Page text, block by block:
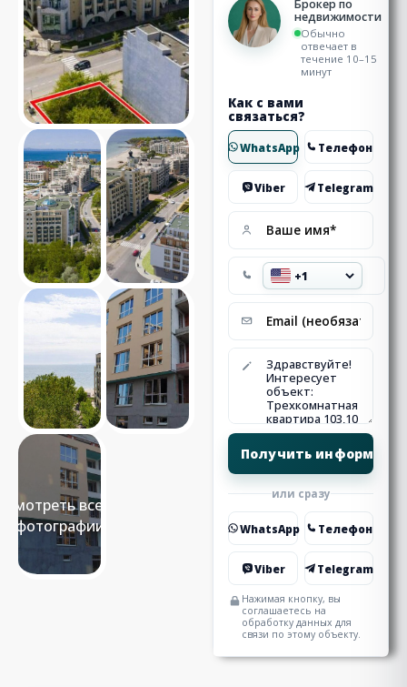
Смотреть все 7
фотографии
Брокер по
недвижимости
Обычно
отвечает в
течение 10–15
минут
Как с вами
связаться?
WhatsApp Телефон
Viber Telegram
или сразу
WhatsApp Телефон
Viber Telegram
Нажимая кнопку, вы
соглашаетесь на
обработку данных для
связи по этому объекту.